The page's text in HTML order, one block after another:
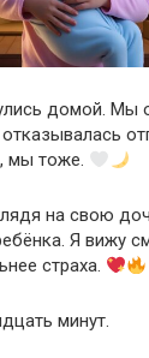
домой. Мы
мы тоже.
на свою
Я вижу
страха.
минут.